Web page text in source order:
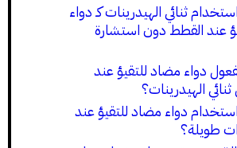
ثنائي الهيدرينات كـ دواء
عند القطط دون استشارة
دواء مضاد للتقيؤ عند
الهيدرينات؟
دواء مضاد للتقيؤ عند
طويلة؟